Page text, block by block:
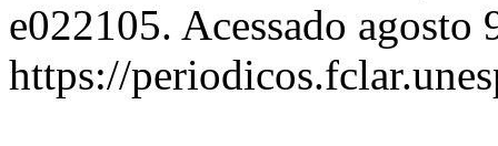
e022105. Acessado agosto
https://